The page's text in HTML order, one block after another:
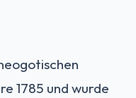
1785 und wurde